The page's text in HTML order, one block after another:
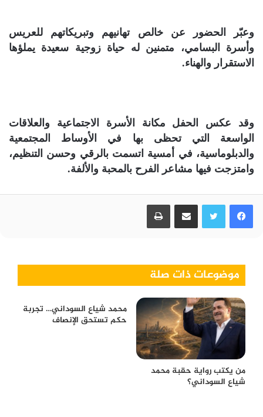
وعبّر الحضور عن خالص تهانيهم وتبريكاتهم للعريس
وأسرة البسامي، متمنين له حياة زوجية سعيدة يملؤها
الاستقرار والهناء.
وقد عكس الحفل مكانة الأسرة الاجتماعية والعلاقات
الواسعة التي تحظى بها في الأوساط المجتمعية
والدبلوماسية، في أمسية اتسمت بالرقي وحسن التنظيم،
وامتزجت فيها مشاعر الفرح بالمحبة والألفة.
فيسبوك
موضوعات ذات صلة
من يكتب رواية حقبة محمد
شياع السوداني؟
محمد شياع السوداني… تجربة
حكم تستحق الإنصاف